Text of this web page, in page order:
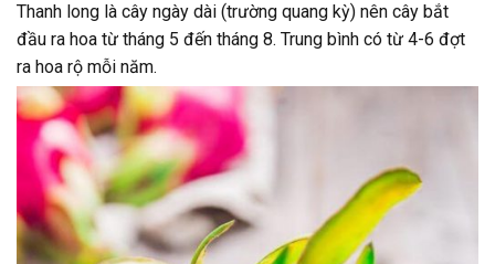
Thanh long là cây ngày dài (trường quang kỳ) nên cây bắt
đầu ra hoa từ tháng 5 đến tháng 8. Trung bình có từ 4-6 đợt
ra hoa rộ mỗi năm.